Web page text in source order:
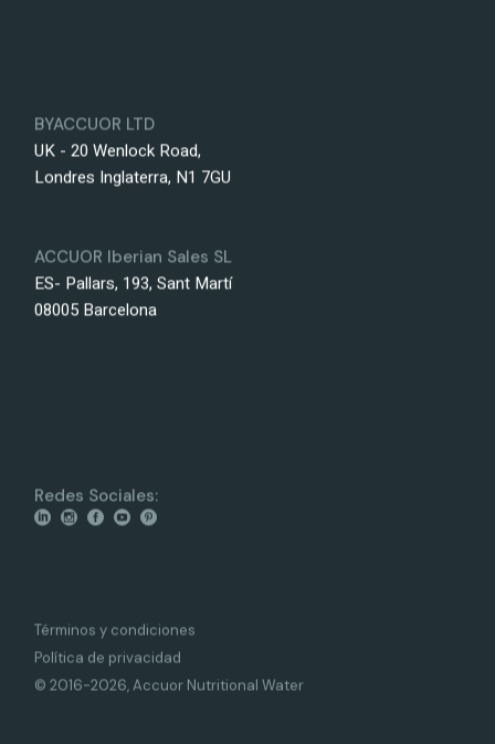
BYACCUOR LTD
UK - 20 Wenlock Road,
Londres Inglaterra, N1 7GU
ACCUOR Iberian Sales SL
ES- Pallars, 193, Sant Martí
08005 Barcelona
Redes Sociales:
Términos y condiciones
Política de privacidad
© 2016-2026, Accuor Nutritional Water